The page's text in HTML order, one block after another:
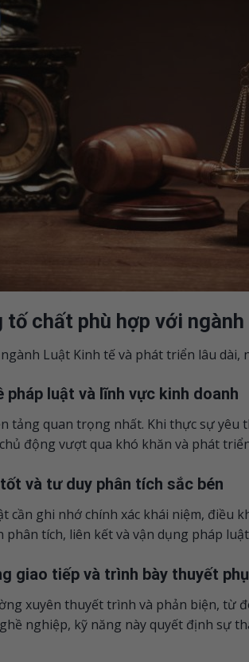
tố chất phù hợp với
Luật Kinh tế và phát triển lâu dài,
pháp luật và lĩnh vực kinh doanh
tảng quan trọng nhất. Khi thực sự yêu
động vượt qua khó khăn và phát
và tư duy phân tích sắc bén
cần ghi nhớ chính xác khái niệm, điều
phân tích, liên kết và vận dụng pháp
giao tiếp và trình bày thuyết
xuyên thuyết trình và phản biện, từ
nghiệp, kỹ năng này quyết định sự